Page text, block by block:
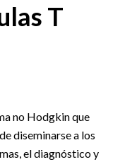
T
no Hodgkin que
diseminarse a los
el diagnóstico y